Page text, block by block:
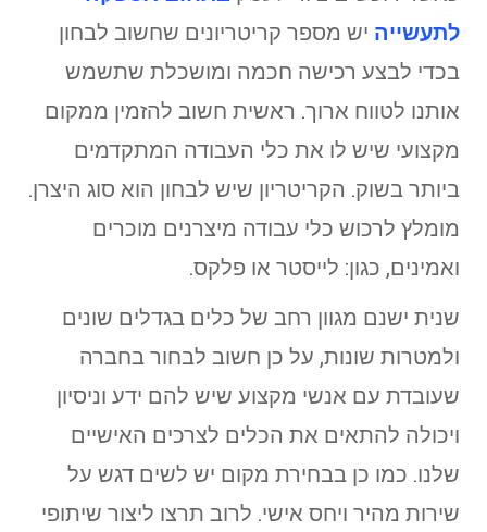
לתעשייה יש מספר קריטריונים שחשוב לבחון
בכדי לבצע רכישה חכמה ומושכלת שתשמש
אותנו לטווח ארוך. ראשית חשוב להזמין ממקום
מקצועי שיש לו את כלי העבודה המתקדמים
ביותר בשוק. הקריטריון שיש לבחון הוא סוג היצרן.
מומלץ לרכוש כלי עבודה מיצרנים מוכרים
ואמינים, כגון: לייסטר או פלקס.
שנית ישנם מגוון רחב של כלים בגדלים שונים
ולמטרות שונות, על כן חשוב לבחור בחברה
שעובדת עם אנשי מקצוע שיש להם ידע וניסיון
ויכולה להתאים את הכלים לצרכים האישיים
שלנו. כמו כן בבחירת מקום יש לשים דגש על
שירות מהיר ויחס אישי. לרוב תרצו ליצור שיתופי